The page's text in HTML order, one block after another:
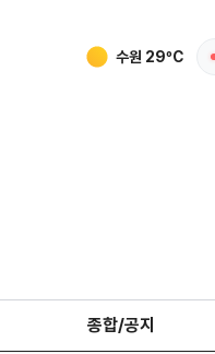
수원 29ºC
종합/공지